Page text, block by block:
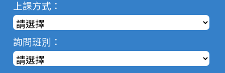
上課方式：
詢問班別：